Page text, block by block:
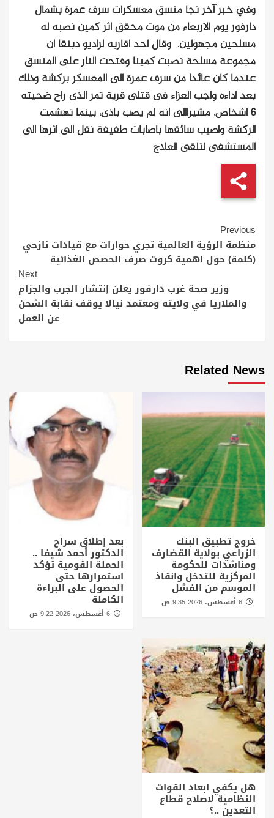
وفي خبر آخر نجا منسق معسكرات سرف عمرة بشمال
دارفور يوم الاربعاء من موت محقق اثر كمين نصبه له
مسلحين مجهولين. وقال احد اقاربه لراديو دبنقا ان
مجموعة مسلحة نصبت كمينا وفتحت النار على المنسق
عندما كان عائدا من سرف عمرة الى المعسكر بركشة وذلك
بعد اداءه واجب العزاء فى قتلى قرية تمر الذى راح ضحيته
6 اشخاص، مشيراالى انه لم يصب باذى، بينما تهشمت
الركشة واصيب سائقها باصابات طفيفة نقل الى اثرها الى
المستشفى لتلقى العلاج
Continue
Reading
Previous
منظمة الرؤية العالمية تجري حوارات مع قيادات نازحي
(كلمة) حول اهمية كروت صرف الحصص الغذائية
Next
وزير صحة غرب دارفور يعلن إنتشار الجرب والجزام
والملاريا في ولايته ومعتمد نيالا يوقف نقابة الشحن
عن العمل
Related News
خروج تطبيق البنك
الزراعي بولاية القضارف
ومناشدات للحكومة
المركزية للتدخل وانقاذ
الموسم من الفشل
بعد إطلاق سراح
الدكتور أحمد شيفا ..
الحملة القومية تؤكد
استمرارها حتى
الحصول على البراءة
الكاملة
6 أغسطس، 2026 9:22 ص
هل يكفي ابعاد القوات
النظامية لاصلاح قطاع
التعدين ..؟